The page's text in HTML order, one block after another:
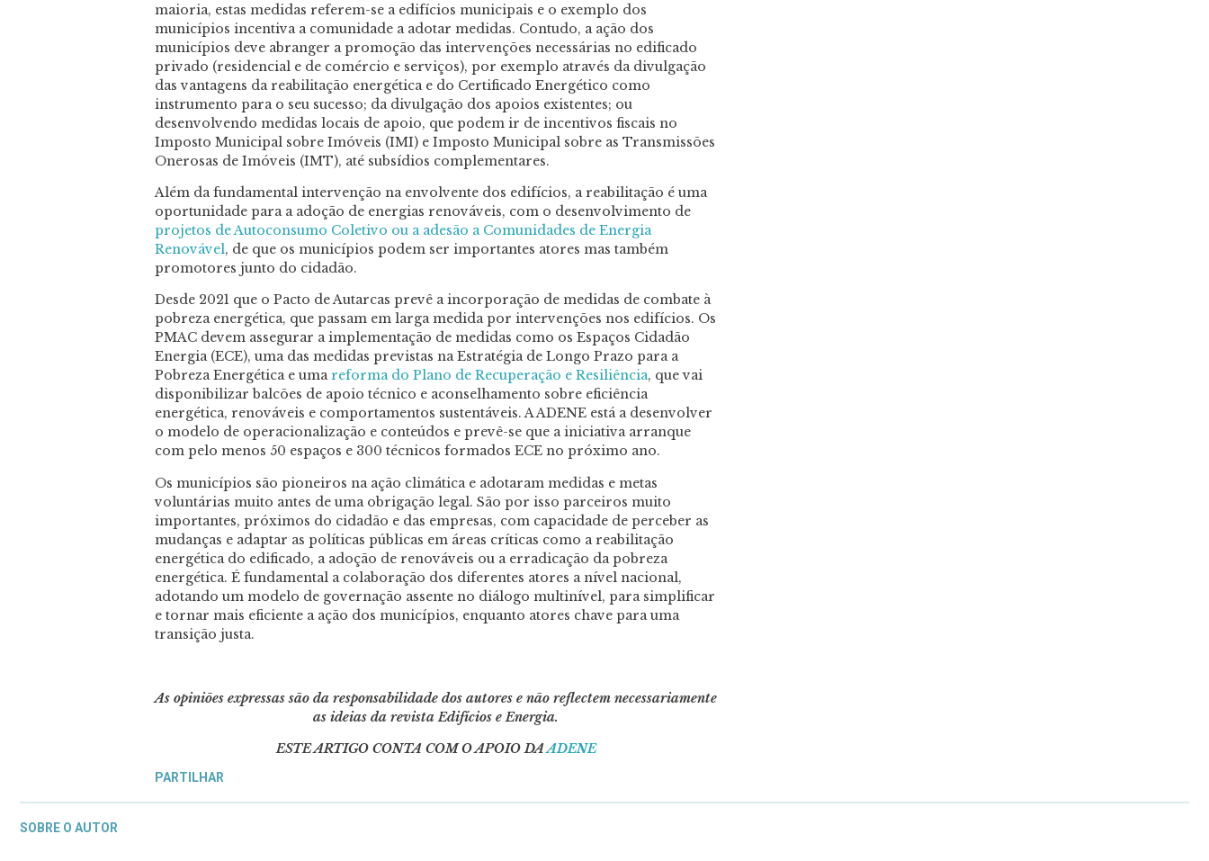
maioria, estas medidas referem-se a edifícios municipais e o exemplo dos
municípios incentiva a comunidade a adotar medidas. Contudo, a ação dos
municípios deve abranger a promoção das intervenções necessárias no edificado
privado (residencial e de comércio e serviços), por exemplo através da divulgação
das vantagens da reabilitação energética e do Certificado Energético como
instrumento para o seu sucesso; da divulgação dos apoios existentes; ou
desenvolvendo medidas locais de apoio, que podem ir de incentivos fiscais no
Imposto Municipal sobre Imóveis (IMI) e Imposto Municipal sobre as Transmissões
Onerosas de Imóveis (IMT), até subsídios complementares.
Além da fundamental intervenção na envolvente dos edifícios, a reabilitação é uma
oportunidade para a adoção de energias renováveis, com o desenvolvimento de
projetos de Autoconsumo Coletivo ou a adesão a Comunidades de Energia
Renovável, de que os municípios podem ser importantes atores mas também
promotores junto do cidadão.
Desde 2021 que o Pacto de Autarcas prevê a incorporação de medidas de combate à
pobreza energética, que passam em larga medida por intervenções nos edifícios. Os
PMAC devem assegurar a implementação de medidas como os Espaços Cidadão
Energia (ECE), uma das medidas previstas na Estratégia de Longo Prazo para a
Pobreza Energética e umareforma do Plano de Recuperação e Resiliência, que vai
disponibilizar balcões de apoio técnico e aconselhamento sobre eficiência
energética, renováveis e comportamentos sustentáveis. A ADENE está a desenvolver
o modelo de operacionalização e conteúdos e prevê-se que a iniciativa arranque
com pelo menos 50 espaços e 300 técnicos formados ECE no próximo ano.
Os municípios são pioneiros na ação climática e adotaram medidas e metas
voluntárias muito antes de uma obrigação legal. São por isso parceiros muito
importantes, próximos do cidadão e das empresas, com capacidade de perceber as
mudanças e adaptar as políticas públicas em áreas críticas como a reabilitação
energética do edificado, a adoção de renováveis ou a erradicação da pobreza
energética. É fundamental a colaboração dos diferentes atores a nível nacional,
adotando um modelo de governação assente no diálogo multinível, para simplificar
e tornar mais eficiente a ação dos municípios, enquanto atores chave para uma
transição justa.
As opiniões expressas são da responsabilidade dos autores e não reflectem necessariamente
as ideias da revista Edifícios e Energia.
ESTE ARTIGO CONTA COM O APOIO DAADENE
PARTILHAR
SOBRE O AUTOR